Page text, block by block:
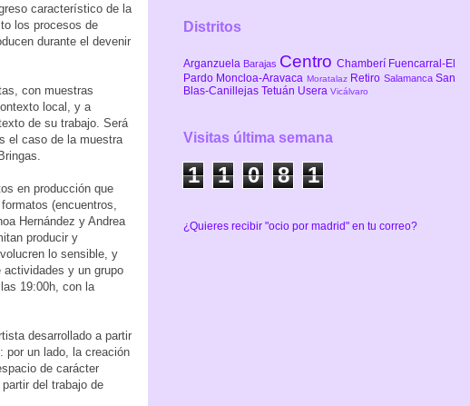
característico de la
los procesos de
durante el devenir
con muestras
local, y a
de su trabajo. Será
el caso de la muestra
en producción que
(encuentros,
Hernández y Andrea
producir y
lo sensible, y
actividades y un grupo
las 19:00h, con la
desarrollado a partir
por un lado, la creación
de carácter
del trabajo de
Distritos
Arganzuela Barajas Centro Chamberí Fuencarral-El
Pardo Moncloa-Aravaca Moratalaz Retiro SalamancaSan
Blas-Canillejas Tetuán Usera Vicálvaro
Visitas última semana
1 1 0 8 1
¿Quieres recibir "ocio por madrid" en tu correo?